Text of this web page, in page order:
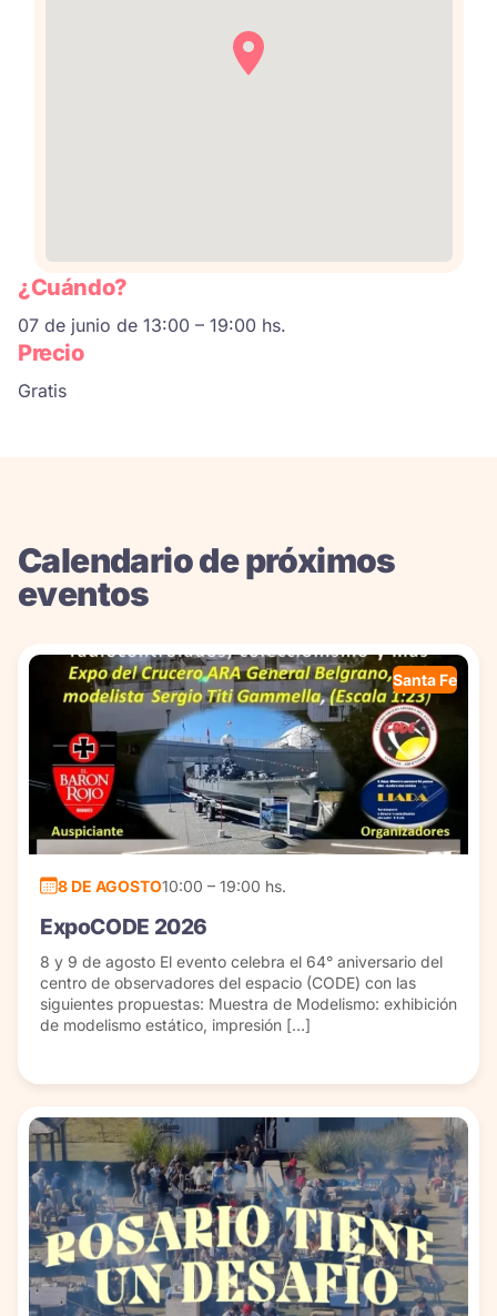
¿Cuándo?
07 de junio de 13:00 – 19:00 hs.
Precio
Gratis
Calendario de próximos
eventos
Santa Fe
8 DE AGOSTO10:00 – 19:00 hs.
ExpoCODE 2026
8 y 9 de agosto El evento celebra el 64° aniversario del
centro de observadores del espacio (CODE) con las
siguientes propuestas: Muestra de Modelismo: exhibición
de modelismo estático, impresión […]